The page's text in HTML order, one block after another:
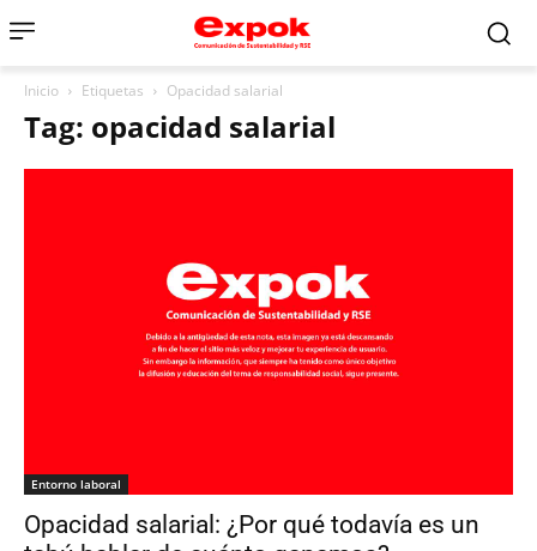
Inicio Etiquetas Opacidad salarial
Tag: opacidad salarial
Entorno laboral
Opacidad salarial: ¿Por qué todavía es un